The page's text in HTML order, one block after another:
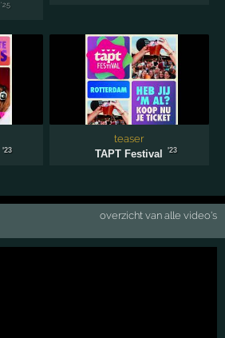
'25
'23
teaser
TAPT Festival
'23
overzicht van alle video's